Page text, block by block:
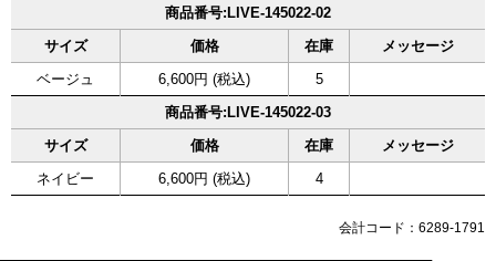
商品番号:LIVE-145022-02
サイズ
価格 在庫
メッセージ
ベージュ
6,600円 (税込)
5
商品番号:LIVE-145022-03
サイズ
価格 在庫
メッセージ
ネイビー
6,600円 (税込) 4
会計コード：6289-1791